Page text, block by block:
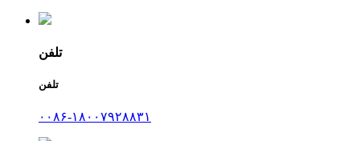
تلفن
تلفن
۰۰۸۶-۱۸۰۰۷۹۲۸۸۳۱